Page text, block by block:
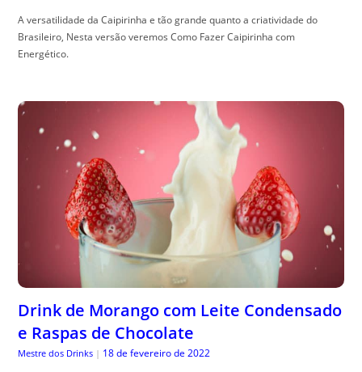
A versatilidade da Caipirinha e tão grande quanto a criatividade do
Brasileiro, Nesta versão veremos Como Fazer Caipirinha com
Energético.
Drink de Morango com Leite Condensado
e Raspas de Chocolate
Mestre dos Drinks | 18 de fevereiro de 2022